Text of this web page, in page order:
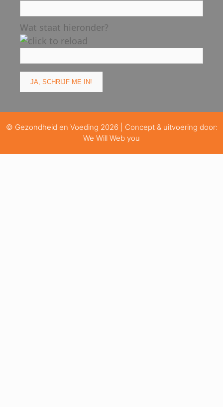
Wat staat hieronder?
© Gezondheid en Voeding 2026 | Concept & uitvoering door:
We Will Web you